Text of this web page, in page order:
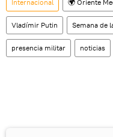
Internacional 🌍 Oriente
Vladímir Putin Semana de
presencia militar noticias